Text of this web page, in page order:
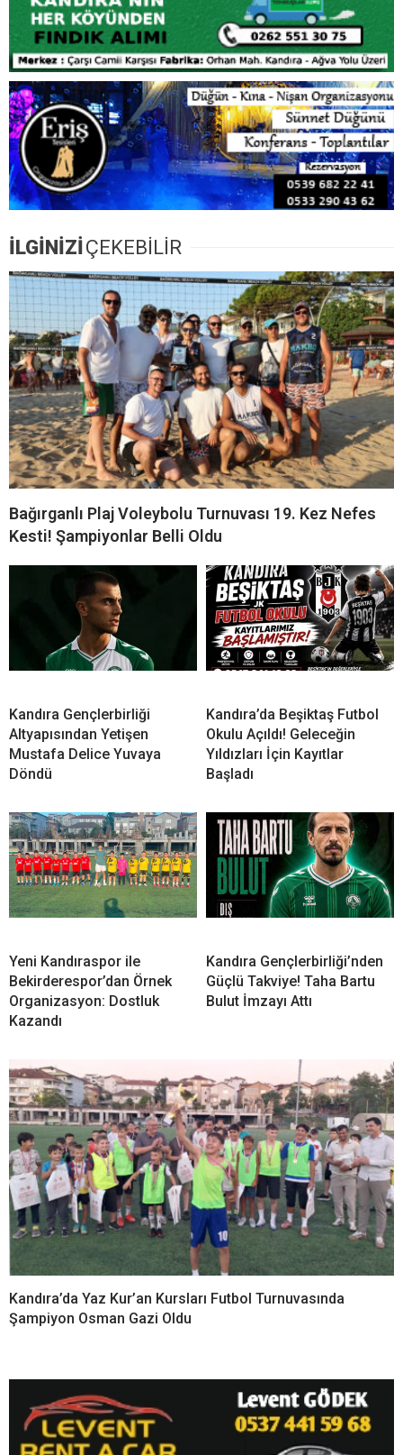
İLGİNİZİÇEKEBİLİR
Bağırganlı Plaj Voleybolu Turnuvası 19. Kez Nefes
Kesti! Şampiyonlar Belli Oldu
Kandıra Gençlerbirliği
Altyapısından Yetişen
Mustafa Delice Yuvaya
Döndü
Kandıra’da Beşiktaş Futbol
Okulu Açıldı! Geleceğin
Yıldızları İçin Kayıtlar
Başladı
Yeni Kandıraspor ile
Bekirderespor’dan Örnek
Organizasyon: Dostluk
Kazandı
Kandıra Gençlerbirliği’nden
Güçlü Takviye! Taha Bartu
Bulut İmzayı Attı
Kandıra’da Yaz Kur’an Kursları Futbol Turnuvasında
Şampiyon Osman Gazi Oldu